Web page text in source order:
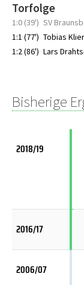
Torfolge
1:0 (39') SV
1:1 (77') Tobias Klier
1:2 (86') Lars
Bisherige
2018/19
2016/17
2006/07